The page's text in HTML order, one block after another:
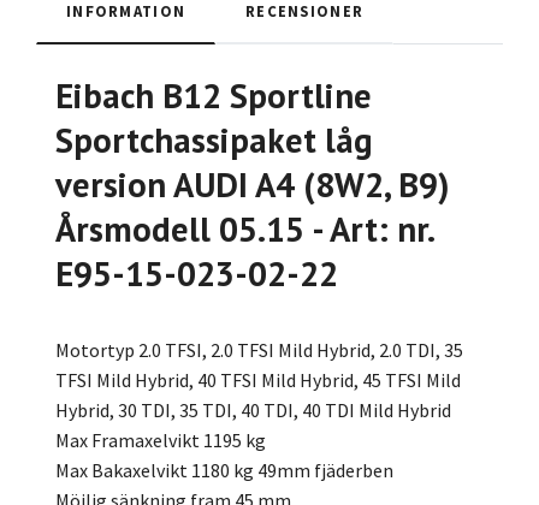
INFORMATION RECENSIONER
Eibach B12 Sportline
Sportchassipaket låg
version AUDI A4 (8W2, B9)
Årsmodell 05.15 - Art: nr.
E95-15-023-02-22
Motortyp 2.0 TFSI, 2.0 TFSI Mild Hybrid, 2.0 TDI, 35
TFSI Mild Hybrid, 40 TFSI Mild Hybrid, 45 TFSI Mild
Hybrid, 30 TDI, 35 TDI, 40 TDI, 40 TDI Mild Hybrid
Max Framaxelvikt 1195 kg
Max Bakaxelvikt 1180 kg 49mm fjäderben